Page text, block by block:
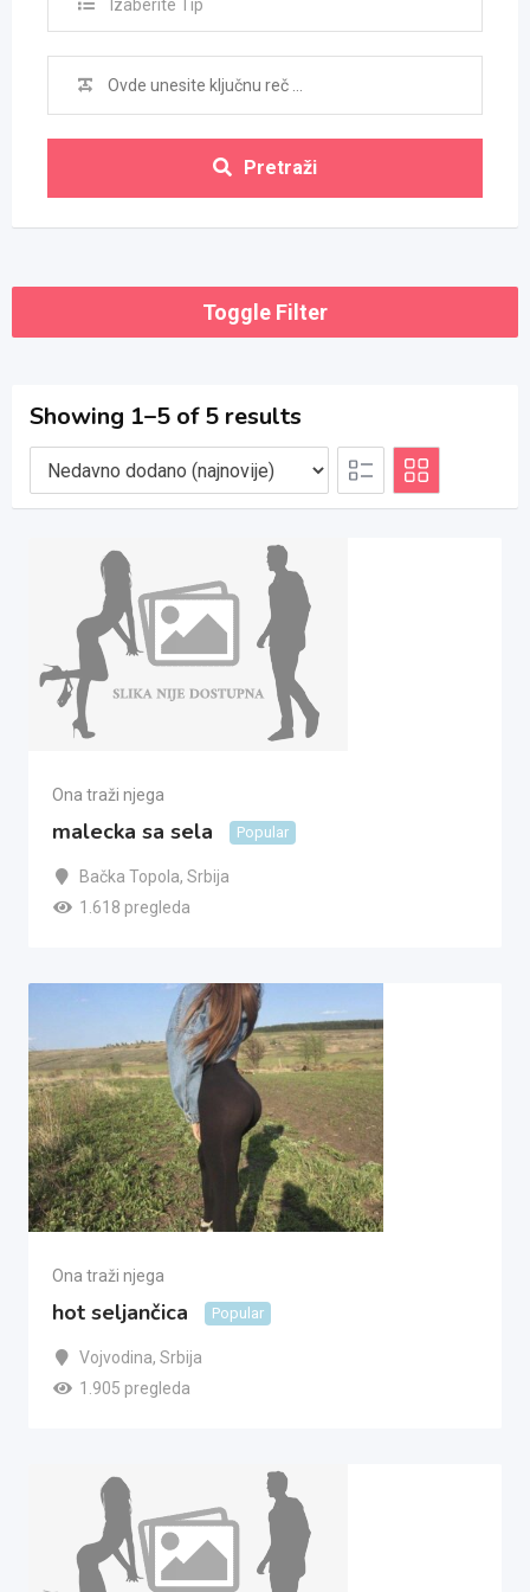
Izaberite Tip
Pretraži
Toggle Filter
Showing 1–5 of 5 results
Ona traži njega
malecka sa sela Popular
Bačka Topola, Srbija
1.618 pregleda
Ona traži njega
hot seljančica Popular
Vojvodina, Srbija
1.905 pregleda